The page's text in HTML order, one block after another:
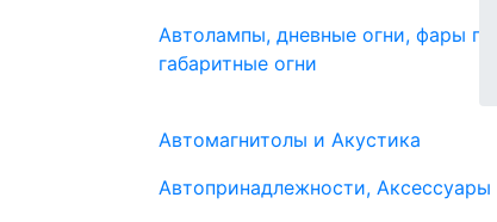
Автолампы, дневные огни, фары
габаритные огни
Автомагнитолы и Акустика
Автопринадлежности, Аксессуары